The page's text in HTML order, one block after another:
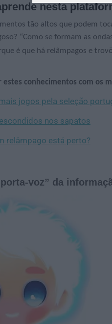
nesta
tão altos que podem
“Como se formam as
é que há relâmpagos e
estes conhecimentos com os
jogos pela seleção
nos sapatos
relâmpago está perto?
voz” da